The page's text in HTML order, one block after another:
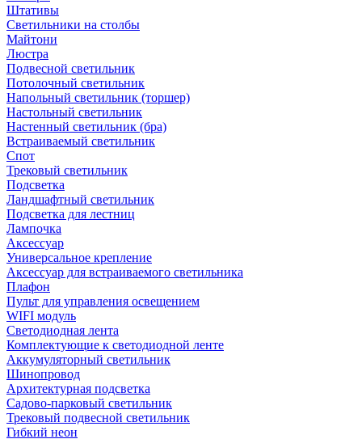
Штативы
Светильники на столбы
Майтони
Люстра
Подвесной светильник
Потолочный светильник
Напольный светильник (торшер)
Настольный светильник
Настенный светильник (бра)
Встраиваемый светильник
Спот
Трековый светильник
Подсветка
Ландшафтный светильник
Подсветка для лестниц
Лампочка
Аксессуар
Универсальное крепление
Аксессуар для встраиваемого светильника
Плафон
Пульт для управления освещением
WIFI модуль
Светодиодная лента
Комплектующие к светодиодной ленте
Аккумуляторный светильник
Шинопровод
Архитектурная подсветка
Садово-парковый светильник
Трековый подвесной светильник
Гибкий неон